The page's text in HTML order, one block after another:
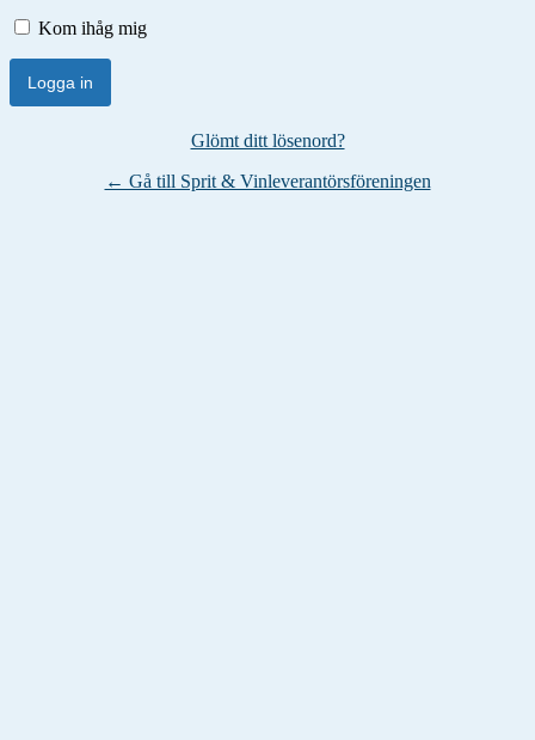
Kom ihåg mig
Glömt ditt lösenord?
← Gå till Sprit & Vinleverantörsföreningen